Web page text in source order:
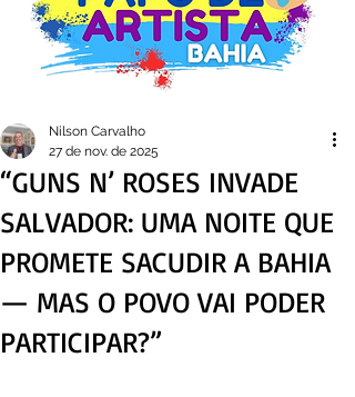
“GUNS N’ ROSES INVADE
SALVADOR: UMA NOITE QUE
PROMETE SACUDIR A BAHIA
— MAS O POVO VAI PODER
PARTICIPAR?”
Nilson Carvalho
27 de nov. de 2025